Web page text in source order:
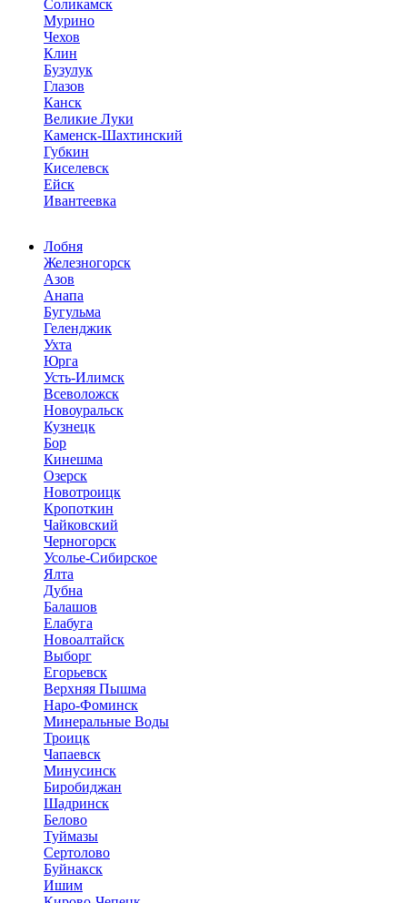
Соликамск
Мурино
Чехов
Клин
Бузулук
Глазов
Канск
Великие Луки
Каменск-Шахтинский
Губкин
Киселевск
Ейск
Ивантеевка
Лобня
Железногорск
Азов
Анапа
Бугульма
Геленджик
Ухта
Юрга
Усть-Илимск
Всеволожск
Новоуральск
Кузнецк
Бор
Кинешма
Озерск
Новотроицк
Кропоткин
Чайковский
Черногорск
Усолье-Сибирское
Ялта
Дубна
Балашов
Елабуга
Новоалтайск
Выборг
Егорьевск
Верхняя Пышма
Наро-Фоминск
Минеральные Воды
Троицк
Чапаевск
Минусинск
Биробиджан
Шадринск
Белово
Туймазы
Сертолово
Буйнакск
Ишим